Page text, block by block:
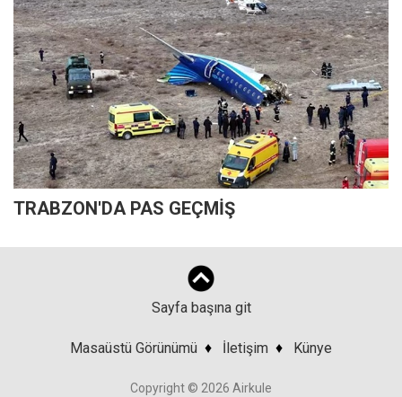
TRABZON'DA PAS GEÇMİŞ
Sayfa başına git
Masaüstü Görünümü ♦ İletişim ♦ Künye
Copyright © 2026 Airkule